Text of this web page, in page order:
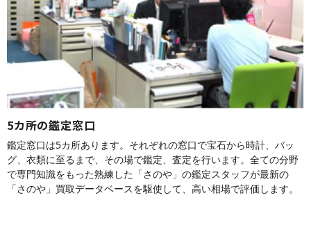
5カ所の鑑定窓口
鑑定窓口は5カ所あります。それぞれの窓口で宝石から時計、バッ
グ、衣類に至るまで、その場で鑑定、査定を行います。全ての分野
で専門知識をもった熟練した「さのや」の鑑定スタッフが最新の
「さのや」買取データベースを駆使して、高い相場で評価します。